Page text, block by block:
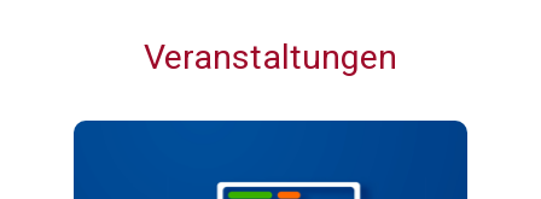
Veranstaltungen